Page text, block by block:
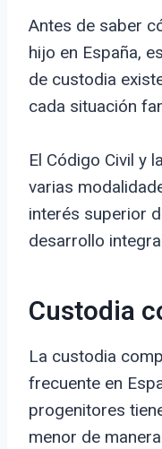
Antes de saber
hijo en España,
de custodia
cada situación
El Código Civil y
varias
interés superior
desarrollo
Custodia
La custodia
frecuente en
progenitores
menor de